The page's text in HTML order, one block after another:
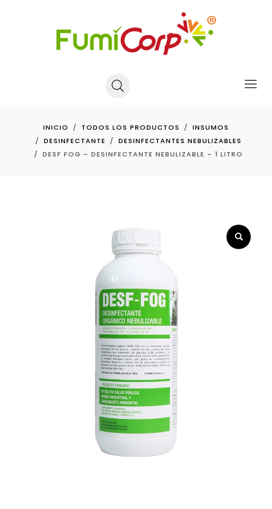
INICIO TODOS LOS PRODUCTOS
INSUMOS
DESINFECTANTE
DESINFECTANTES NEBULIZABLES
DESF FOG – DESINFECTANTE NEBULIZABLE – 1 LITRO